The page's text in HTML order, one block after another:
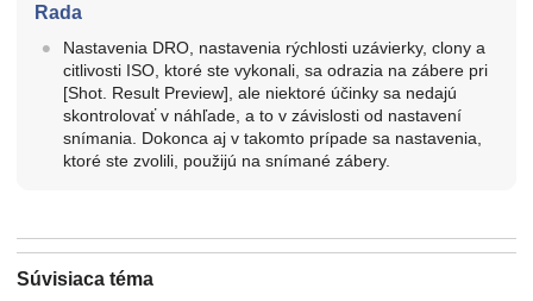
Rada
Nastavenia DRO, nastavenia rýchlosti uzávierky, clony a
citlivosti ISO, ktoré ste vykonali, sa odrazia na zábere pri
[Shot. Result Preview] , ale niektoré účinky sa nedajú
skontrolovať v náhľade, a to v závislosti od nastavení
snímania. Dokonca aj v takomto prípade sa nastavenia,
ktoré ste zvolili, použijú na snímané zábery.
Súvisiaca téma